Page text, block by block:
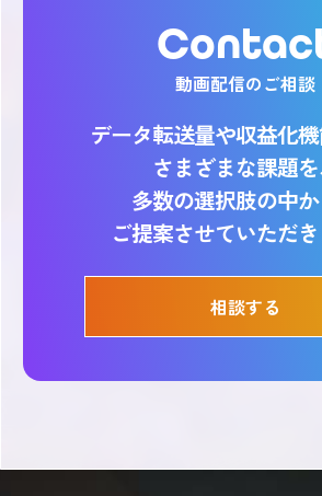
動画配信のご相談
データ転送量や収益化機
さまざまな課題を
多数の選択肢の中か
ご提案させていただき
相談する